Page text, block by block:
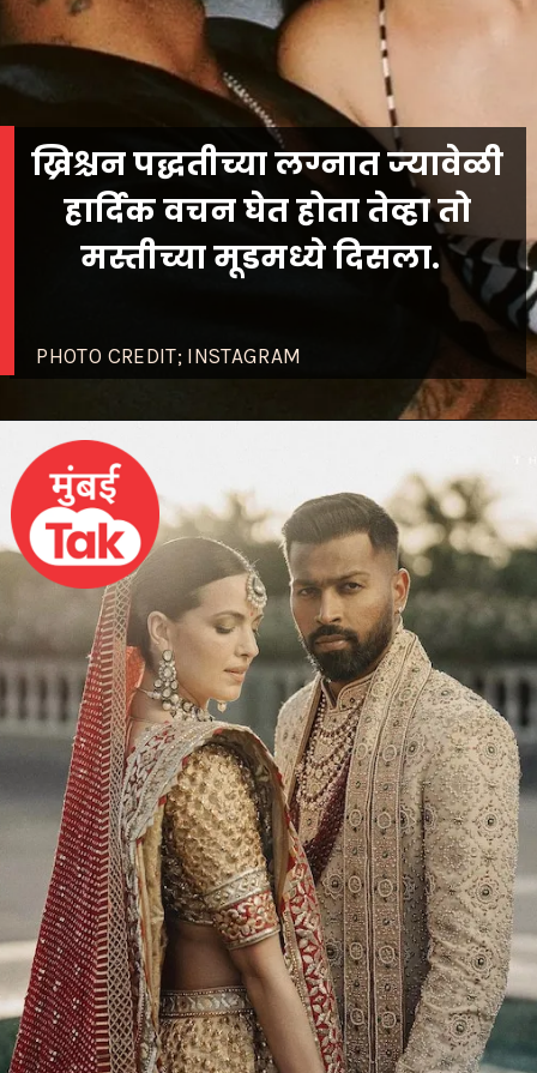
PHOTO CREDIT; INSTAGRAM
ख्रिश्चन पद्धतीच्या लग्नात ज्यावेळी
हार्दिक वचन घेत होता तेव्हा तो
मस्तीच्या मूडमध्ये दिसला.